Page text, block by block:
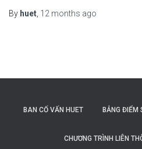
By huet 12 months ago
BAN CỐ VẤN HUET BẢNG ĐIỂM
CHƯƠNG TRÌNH LIÊN